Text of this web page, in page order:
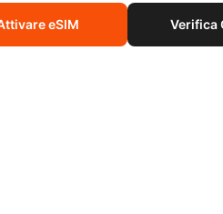
eSIM Verifica